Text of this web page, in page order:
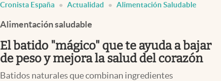
Colombia
España
Cronista España Actualidad Alimentación Saludable
Alimentación saludable
El batido "mágico" que te ayuda a bajar
de peso y mejora la salud del corazón
Batidos naturales que combinan ingredientes